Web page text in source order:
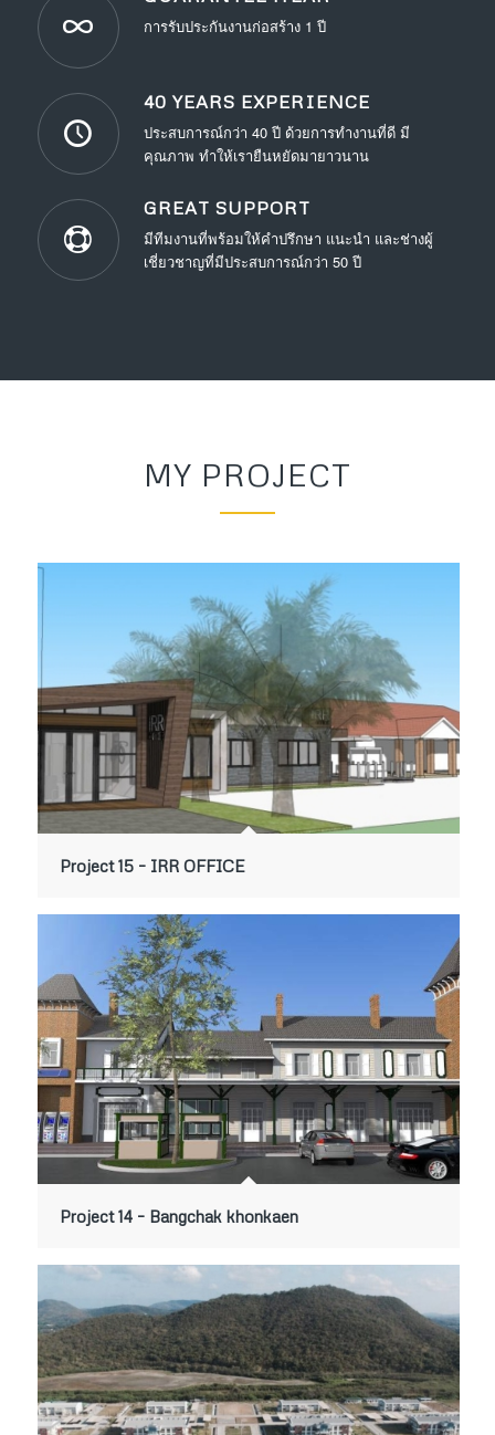
การรับประกันงานก่อสร้าง 1 ปี
40 YEARS EXPERIENCE
ประสบการณ์กว่า 40 ปี ด้วยการทำงานที่ดี มี
คุณภาพ ทำให้เรายืนหยัดมายาวนาน
GREAT SUPPORT
มีทีมงานที่พร้อมให้คำปรึกษา แนะนำ และช่างผู้
เชี่ยวชาญที่มีประสบการณ์กว่า 50 ปี
MY PROJECT
Project 15 – IRR OFFICE
Project 14 – Bangchak khonkaen